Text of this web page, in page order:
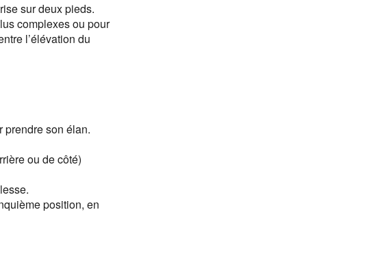
sur deux pieds.
complexes ou pour
l’élévation du
prendre son élan.
ou de côté)
position, en